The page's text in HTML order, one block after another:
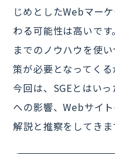
じめとしたWebマー
わる可能性は高いで
までのノウハウを使
策が必要となってくる
今回は、SGEとはい
への影響、Webサイ
解説と推察をしてきま